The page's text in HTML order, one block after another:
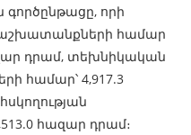
որի
համար
դրամ, տեխնիկական
համար՝ 4,917.3
հազար դրամ։